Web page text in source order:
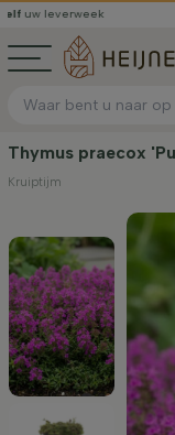
Thymus praecox
Kruiptijm